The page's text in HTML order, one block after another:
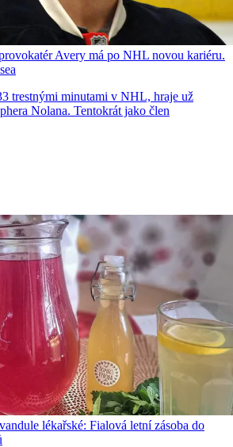
Avery má po NHL novou kariéru.
trestnými minutami v NHL, hraje už
Nolana. Tentokrát jako člen
lékařské: Fialová letní zásoba do